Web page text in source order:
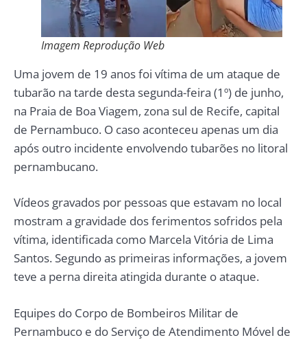
Imagem Reprodução Web
Uma jovem de 19 anos foi vítima de um ataque de
tubarão na tarde desta segunda-feira (1º) de junho,
na Praia de Boa Viagem, zona sul de Recife, capital
de Pernambuco. O caso aconteceu apenas um dia
após outro incidente envolvendo tubarões no litoral
pernambucano.
Vídeos gravados por pessoas que estavam no local
mostram a gravidade dos ferimentos sofridos pela
vítima, identificada como Marcela Vitória de Lima
Santos. Segundo as primeiras informações, a jovem
teve a perna direita atingida durante o ataque.
Equipes do Corpo de Bombeiros Militar de
Pernambuco e do Serviço de Atendimento Móvel de